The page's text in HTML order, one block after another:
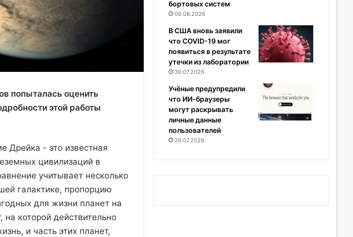
попыталась оценить
этой работы
Дрейка - это известная
цивилизаций в
учитывает несколько
галактике, пропорцию
для жизни планет на
которой действительно
и часть этих планет,
бортовых систем
06.08.2026
В США вновь заявили
что COVID-19 мог
появиться в результате
утечки из лаборатории
30.07.2026
Учёные предупредили
что ИИ-браузеры
могут раскрывать
личные данные
пользователей
26.07.2026